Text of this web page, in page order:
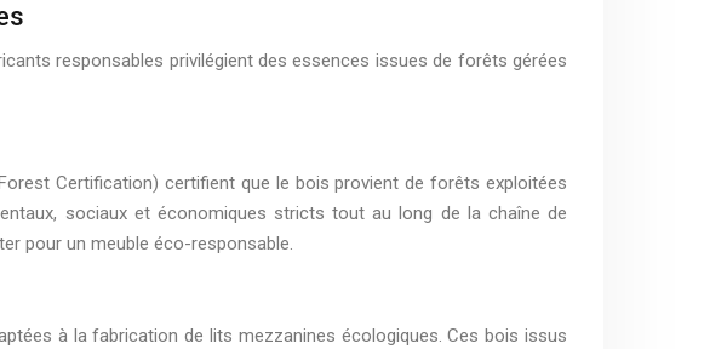
responsables privilégient des essences issues de forêts gérées
Certification) certifient que le bois provient de forêts exploitées
sociaux et économiques stricts tout au long de la chaîne de
pour un meuble éco-responsable.
à la fabrication de lits mezzanines écologiques. Ces bois issus